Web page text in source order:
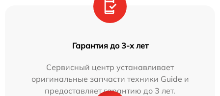
Гарантия до 3-х лет
Сервисный центр устанавливает
оригинальные запчасти техники Guide и
предоставляет гарантию до 3 лет.